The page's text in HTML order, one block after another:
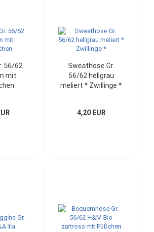
56/62
mit
Sweathose Gr.
56/62 hellgrau
meliert * Zwillinge *
4,20 EUR